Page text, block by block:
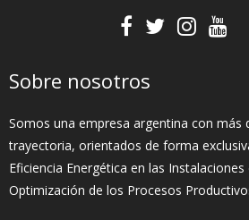
Sobre nosotros
Somos una empresa argentina con más
trayectoria, orientados de forma
Eficiencia Energética en las
Optimización de los Procesos